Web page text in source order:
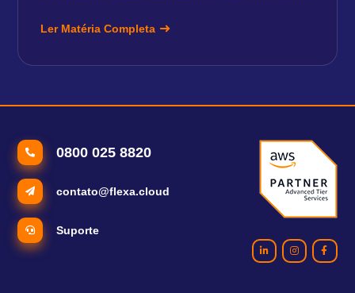
Ler Matéria Completa
0800 025 8820
contato@flexa.cloud
Suporte